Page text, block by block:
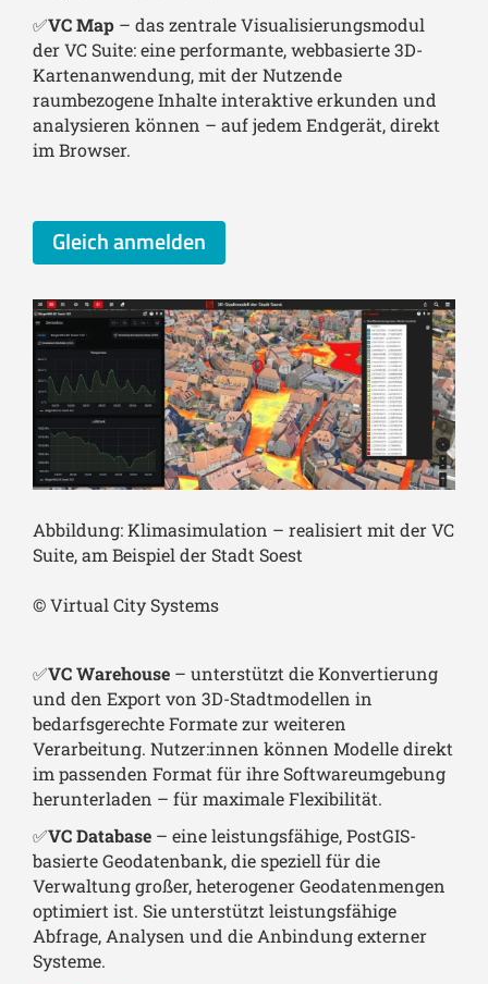
✅VC Map – das zentrale Visualisierungsmodul
der VC Suite: eine performante, webbasierte 3D-
Kartenanwendung, mit der Nutzende
raumbezogene Inhalte interaktive erkunden und
analysieren können – auf jedem Endgerät, direkt
im Browser.
Gleich anmelden
Abbildung: Klimasimulation – realisiert mit der VC
Suite, am Beispiel der Stadt Soest
© Virtual City Systems
✅VC Warehouse – unterstützt die Konvertierung
und den Export von 3D-Stadtmodellen in
bedarfsgerechte Formate zur weiteren
Verarbeitung. Nutzer:innen können Modelle direkt
im passenden Format für ihre Softwareumgebung
herunterladen – für maximale Flexibilität.
✅VC Database – eine leistungsfähige, PostGIS-
basierte Geodatenbank, die speziell für die
Verwaltung großer, heterogener Geodatenmengen
optimiert ist. Sie unterstützt leistungsfähige
Abfrage, Analysen und die Anbindung externer
Systeme.